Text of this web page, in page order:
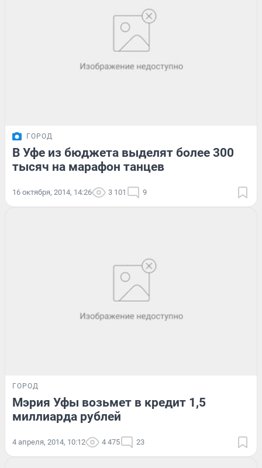
ГОРОД
В Уфе из бюджета выделят более 300
тысяч на марафон танцев
16 октября, 2014, 14:26 3 101 9
ГОРОД
Мэрия Уфы возьмет в кредит 1,5
миллиарда рублей
4 апреля, 2014, 10:12 4 475 23